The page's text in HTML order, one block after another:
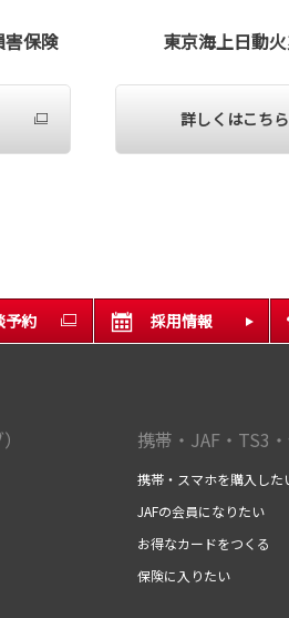
害保険 東京海上日動
詳しくはこちら
予約 採用情報
携帯・JAF・TS3
携帯・スマホを購入した
JAFの会員になりたい
お得なカードをつくる
保険に入りたい